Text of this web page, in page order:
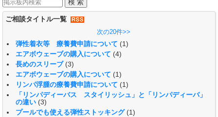
ご相談タイトル一覧
次の20件>>
弾性着衣等 療養費申請について (1)
エアボウェーブの購入について (4)
長めのスリーブ (3)
エアボウェーブの購入について (1)
リンパ浮腫の療養費申請について (1)
「リンパディーバス スタイリッシュ」と「リンパディーバ」
の違い (3)
プールでも使える弾性ストッキング (1)